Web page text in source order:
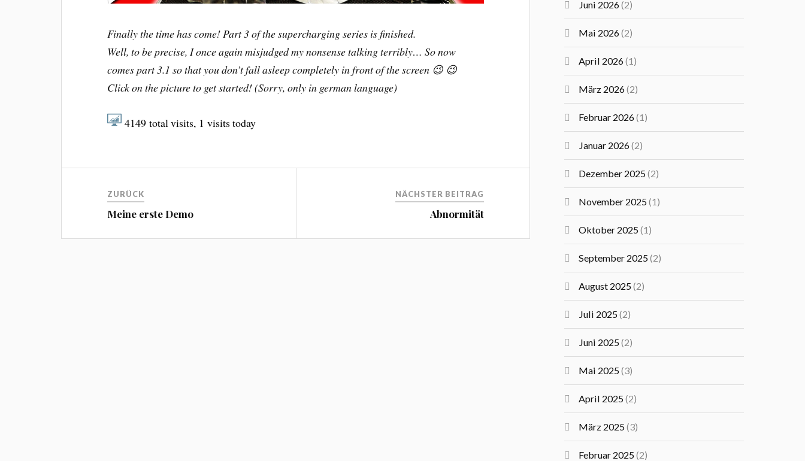
Finally the time has come! Part 3 of the supercharging series is finished.
Well, to be precise, I once again misjudged my nonsense talking terribly… So now
comes part 3.1 so that you don’t fall asleep completely in front of the screen 😉 😉
Click on the picture to get started! (Sorry, only in german language)
4149 total visits, 1 visits today
ZURÜCK
Meine erste Demo
NÄCHSTER BEITRAG
Abnormität
Juni 2026(2)
Mai 2026(2)
April 2026(1)
März 2026(2)
Februar 2026(1)
Januar 2026(2)
Dezember 2025(2)
November 2025(1)
Oktober 2025(1)
September 2025(2)
August 2025(2)
Juli 2025(2)
Juni 2025(2)
Mai 2025(3)
April 2025(2)
März 2025(3)
Februar 2025(2)